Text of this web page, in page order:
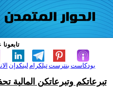
لينكدإن تيلكرامبنترست بودكاست
تبرعاتكم وتبرعاتكن المالية